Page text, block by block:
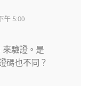
午 5:00
驗證。是
碼也不同？